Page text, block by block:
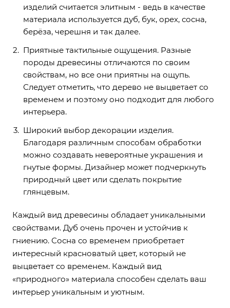
изделий считается элитным - ведь в качестве
материала используется дуб, бук, орех, сосна,
берёза, черешня и так далее.
Приятные тактильные ощущения. Разные
породы древесины отличаются по своим
свойствам, но все они приятны на ощупь.
Следует отметить, что дерево не выцветает со
временем и поэтому оно подходит для любого
интерьера.
Широкий выбор декорации изделия.
Благодаря различным способам обработки
можно создавать невероятные украшения и
гнутые формы. Дизайнер может подчеркнуть
природный цвет или сделать покрытие
глянцевым.
Каждый вид древесины обладает уникальными
свойствами. Дуб очень прочен и устойчив к
гниению. Сосна со временем приобретает
интересный красноватый цвет, который не
выцветает со временем. Каждый вид
«природного» материала способен сделать ваш
интерьер уникальным и уютным.